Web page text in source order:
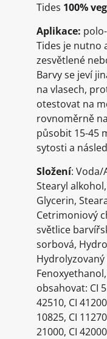
Tides 100%
Aplikace:
Tides je nutno
zesvětlené
Barvy se jeví
na vlasech,
otestovat na
rovnoměrně
působit 15-45
sytosti a
Složení: Voda/
Stearyl
Glycerin,
Cetrimoniový
světlice
sorbová,
obsahovat: CI
42510, CI
10825, CI
21000, CI